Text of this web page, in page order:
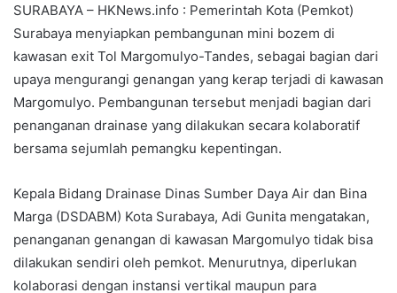
SURABAYA – HKNews.info : Pemerintah Kota (Pemkot)
Surabaya menyiapkan pembangunan mini bozem di
kawasan exit Tol Margomulyo-Tandes, sebagai bagian dari
upaya mengurangi genangan yang kerap terjadi di kawasan
Margomulyo. Pembangunan tersebut menjadi bagian dari
penanganan drainase yang dilakukan secara kolaboratif
bersama sejumlah pemangku kepentingan.
Kepala Bidang Drainase Dinas Sumber Daya Air dan Bina
Marga (DSDABM) Kota Surabaya, Adi Gunita mengatakan,
penanganan genangan di kawasan Margomulyo tidak bisa
dilakukan sendiri oleh pemkot. Menurutnya, diperlukan
kolaborasi dengan instansi vertikal maupun para